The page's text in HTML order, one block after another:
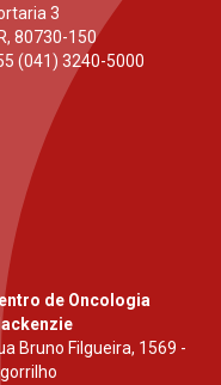
3
,80730-150
(041) 3240-5000
de Oncologia
Bruno Filgueira, 1569 -